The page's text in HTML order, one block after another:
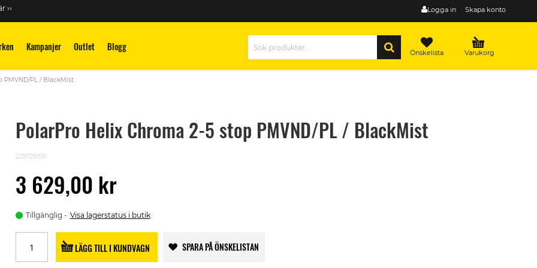
Logga in Skapa konto
››
Kampanjer Outlet Blogg Varukorg
Önskelista
PMVND/PL / BlackMist
PolarPro Helix Chroma 2-5 stop PMVND/PL / BlackMist
229129551
3 629,00 kr
Tillgänglig Visa lagerstatus i butik
LÄGG TILL I KUNDVAGN SPARA PÅ ÖNSKELISTAN